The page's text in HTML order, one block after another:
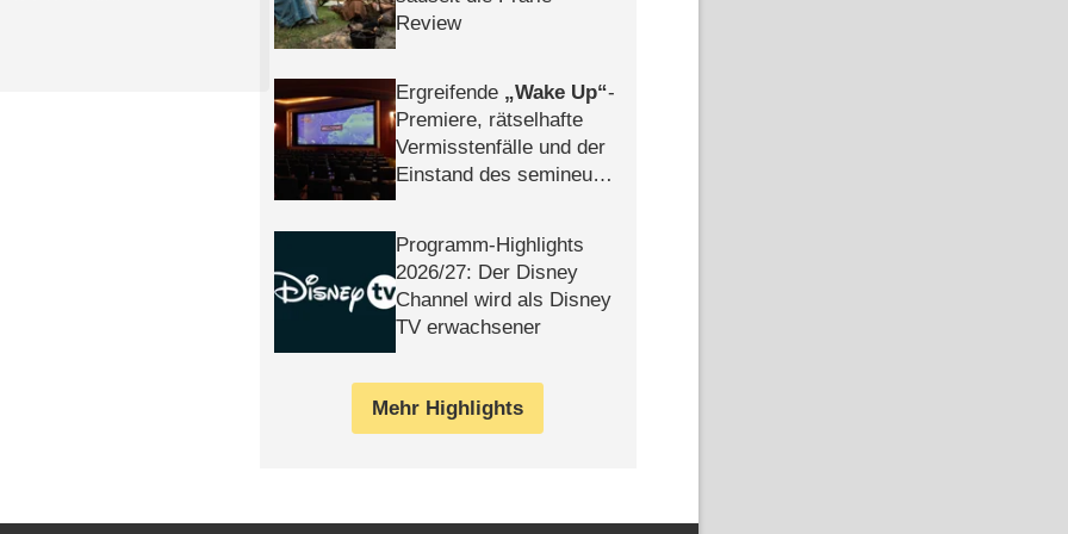
Review
Ergreifende Wake Up -
Premiere, rätselhafte
Vermisstenfälle und der
Einstand des semineuen
Programm-Highlights
2026/​27: Der Disney
Channel wird als Disney
TV erwachsener
Mehr Highlights